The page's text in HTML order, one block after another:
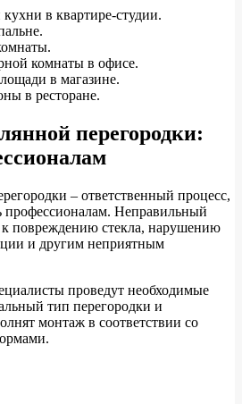
в квартире-студии.
комнаты в офисе.
в магазине.
в ресторане.
перегородки:
– ответственный процесс,
профессионалам. Неправильный
повреждению стекла, нарушению
и другим неприятным
проведут необходимые
тип перегородки и
монтаж в соответствии со